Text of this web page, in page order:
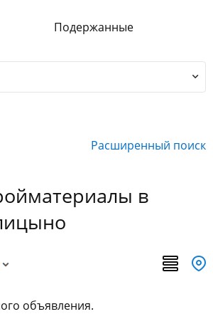
Подержанные
Расширенный поиск
в
объявления.